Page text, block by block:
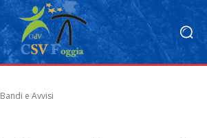
Bandi e Avvisi